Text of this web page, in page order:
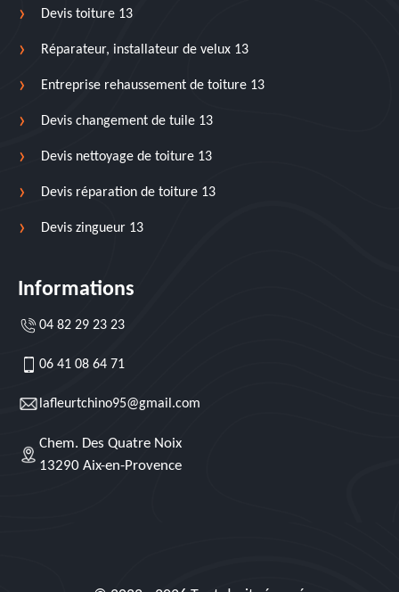
Devis toiture 13
Réparateur, installateur de velux 13
Entreprise rehaussement de toiture 13
Devis changement de tuile 13
Devis nettoyage de toiture 13
Devis réparation de toiture 13
Devis zingueur 13
Informations
04 82 29 23 23
06 41 08 64 71
lafleurtchino95@gmail.com
Chem. Des Quatre Noix
13290 Aix-en-Provence